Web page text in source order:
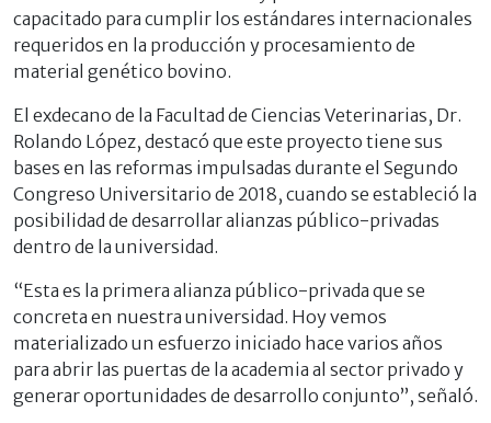
capacitado para cumplir los estándares internacionales
requeridos en la producción y procesamiento de
material genético bovino.
El exdecano de la Facultad de Ciencias Veterinarias, Dr.
Rolando López, destacó que este proyecto tiene sus
bases en las reformas impulsadas durante el Segundo
Congreso Universitario de 2018, cuando se estableció la
posibilidad de desarrollar alianzas público-privadas
dentro de la universidad.
“Esta es la primera alianza público-privada que se
concreta en nuestra universidad. Hoy vemos
materializado un esfuerzo iniciado hace varios años
para abrir las puertas de la academia al sector privado y
generar oportunidades de desarrollo conjunto”, señaló.